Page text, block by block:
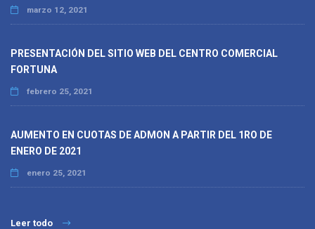
marzo 12, 2021
PRESENTACIÓN DEL SITIO WEB DEL CENTRO COMERCIAL
FORTUNA
febrero 25, 2021
AUMENTO EN CUOTAS DE ADMON A PARTIR DEL 1RO DE
ENERO DE 2021
enero 25, 2021
Leer todo